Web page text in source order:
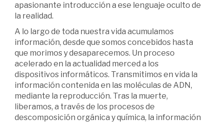
apasionante introducción a ese lenguaje oculto de
la realidad.
A lo largo de toda nuestra vida acumulamos
información, desde que somos concebidos hasta
que morimos y desaparecemos. Un proceso
acelerado en la actualidad merced a los
dispositivos informáticos. Transmitimos en vida la
información contenida en las moléculas de ADN,
mediante la reproducción. Tras la muerte,
liberamos, a través de los procesos de
descomposición orgánica y química, la información